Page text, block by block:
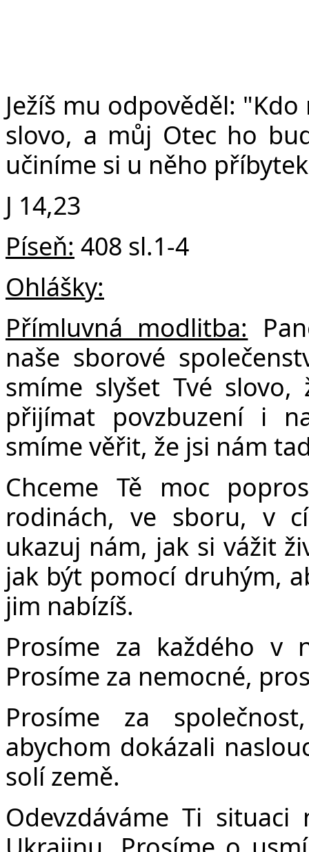
Ježíš mu odpověděl:
slovo, a můj Otec ho
učiníme si u něho
J 14,23
Píseň: 408 sl.1-4
Ohlášky:
Přímluvná modlitba:
naše sborové
smíme slyšet Tvé
přijímat povzbuzení i
smíme věřit, že jsi nám
Chceme Tě moc
rodinách, ve sboru, v
ukazuj nám, jak si vážit
jak být pomocí druhým,
jim nabízíš.
Prosíme za každého v
Prosíme za nemocné,
Prosíme za
abychom dokázali
solí země.
Odevzdáváme Ti